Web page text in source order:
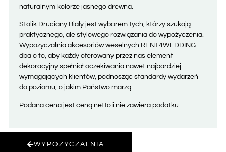
naturalnym kolorze jasnego drewna.
Stolik Druciany Biały jest wyborem tych, którzy szukają
praktycznego, ale stylowego rozwiązania do wypożyczenia.
Wypożyczalnia akcesoriów weselnych RENT4WEDDING
dba o to, aby każdy oferowany przez nas element
dekoracyjny spełniał oczekiwania nawet najbardziej
wymagających klientów, podnosząc standardy wydarzeń
do poziomu, o jakim Państwo marzą.
Podana cena jest ceną netto i nie zawiera podatku.
WYPOŻYCZALNIA